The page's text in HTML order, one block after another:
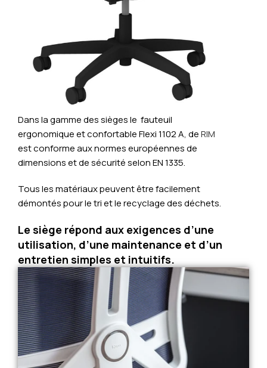
Dans la gamme des sièges le fauteuil
ergonomique et confortable Flexi 1102 A, deRIM
est conforme aux normes européennes de
dimensions et de sécurité selon EN 1335.
Tous les matériaux peuvent être facilement
démontés pour le tri et le recyclage des déchets.
Le siège répond aux exigences d’une
utilisation, d’une maintenance et d’un
entretien simples et intuitifs.